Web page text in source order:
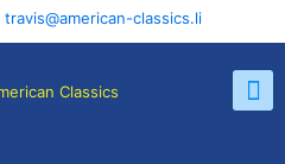
travis@american-classics.li